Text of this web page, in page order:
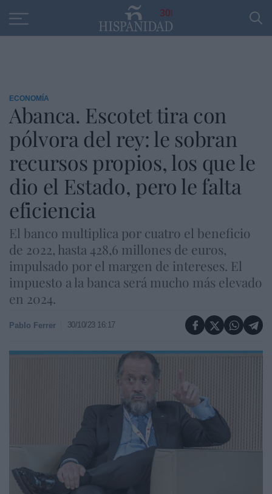
30
ECONOMÍA
Abanca. Escotet tira con
pólvora del rey: le sobran
recursos propios, los que le
dio el Estado, pero le falta
eficiencia
El banco multiplica por cuatro el beneficio
de 2022, hasta 428,6 millones de euros,
impulsado por el margen de intereses. El
impuesto a la banca será mucho más elevado
en 2024.
Pablo Ferrer 30/10/23 16:17